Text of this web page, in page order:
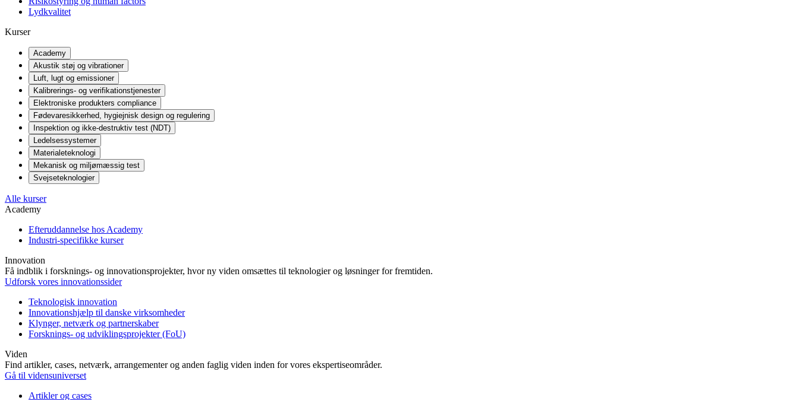
Lydkvalitet
Kurser
Academy
Akustik støj og vibrationer
Luft, lugt og emissioner
Kalibrerings- og verifikationstjenester
Elektroniske produkters compliance
Fødevaresikkerhed, hygiejnisk design og regulering
Inspektion og ikke-destruktiv test (NDT)
Ledelsessystemer
Materialeteknologi
Mekanisk og miljømæssig test
Svejseteknologier
Alle kurser
Academy
Efteruddannelse hos Academy
Industri-specifikke kurser
Innovation
Få indblik i forsknings- og innovationsprojekter, hvor ny viden omsættes til teknologier og løsninger for fremtiden.
Udforsk vores innovationssider
Teknologisk innovation
Innovationshjælp til danske virksomheder
Klynger, netværk og partnerskaber
Forsknings- og udviklingsprojekter (FoU)
Viden
Find artikler, cases, netværk, arrangementer og anden faglig viden inden for vores ekspertiseområder.
Gå til vidensuniverset
Artikler og cases